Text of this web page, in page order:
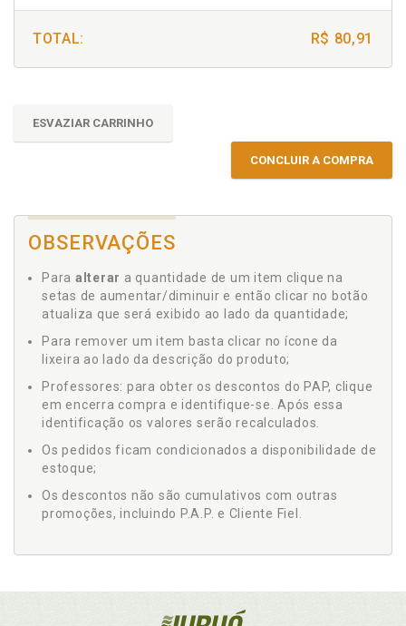
TOTAL: R$ 80,91
ESVAZIAR CARRINHO
CONCLUIR A COMPRA
OBSERVAÇÕES
Para alterar a quantidade de um item clique na
setas de aumentar/diminuir e então clicar no botão
atualiza que será exibido ao lado da quantidade;
Para remover um item basta clicar no ícone da
lixeira ao lado da descrição do produto;
Professores: para obter os descontos do PAP, clique
em encerra compra e identifique-se. Após essa
identificação os valores serão recalculados.
Os pedidos ficam condicionados a disponibilidade de
estoque;
Os descontos não são cumulativos com outras
promoções, incluindo P.A.P. e Cliente Fiel.